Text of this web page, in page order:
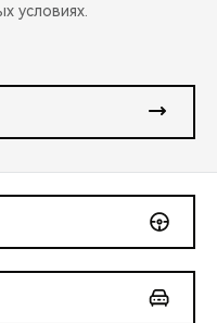
условиях.